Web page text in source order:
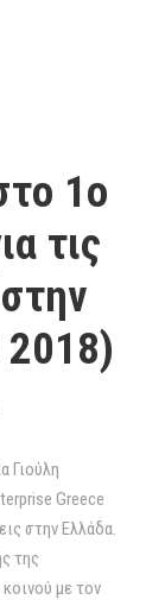
1ο
τις
2018)
Γιούλη
Greece
στην Ελλάδα.
της
με τον